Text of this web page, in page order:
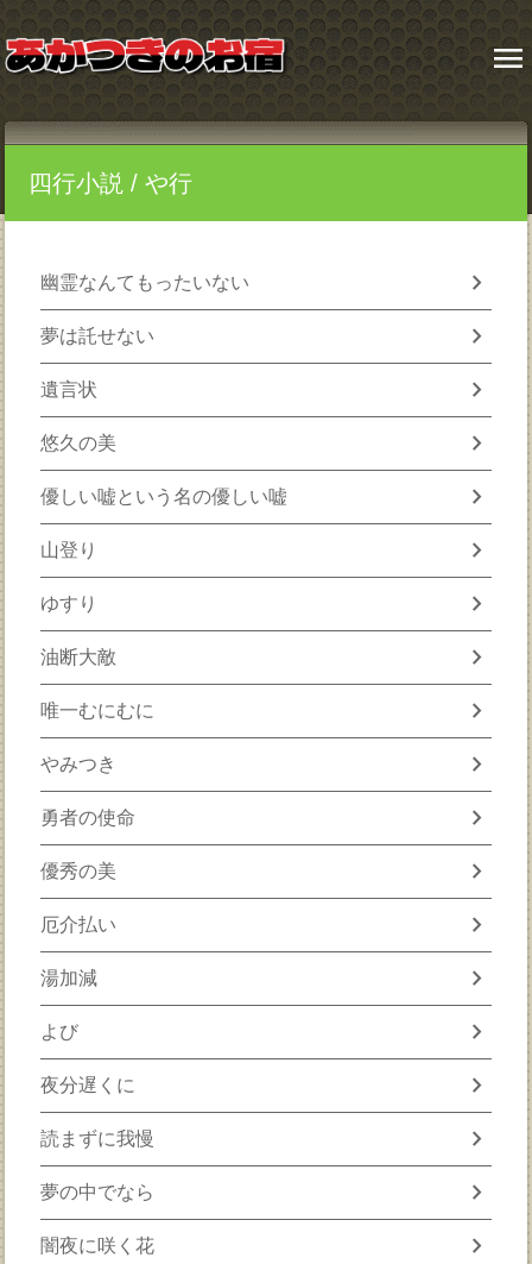
menu
四行小説 / や行
幽霊なんてもったいない chevron_right
夢は託せない chevron_right
遺言状 chevron_right
悠久の美 chevron_right
優しい嘘という名の優しい嘘 chevron_right
山登り chevron_right
ゆすり chevron_right
油断大敵 chevron_right
唯一むにむに chevron_right
やみつき chevron_right
勇者の使命 chevron_right
優秀の美 chevron_right
厄介払い chevron_right
湯加減 chevron_right
よび chevron_right
夜分遅くに chevron_right
読まずに我慢 chevron_right
夢の中でなら chevron_right
闇夜に咲く花 chevron_right